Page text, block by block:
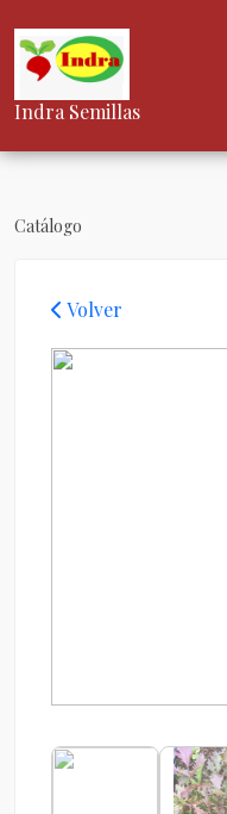
Indra Semillas
Catálogo
Volver